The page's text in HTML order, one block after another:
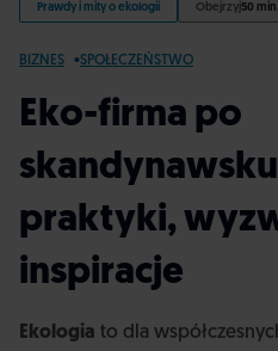
Prawdy i mity o ekologii Obejrzyj50 min.
BIZNES SPOŁECZEŃSTWO
Eko-firma po
praktyki,
inspiracje
Ekologia to dla